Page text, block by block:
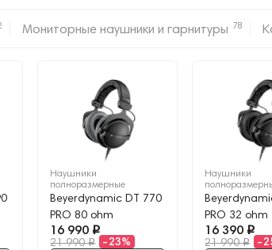
Мониторные наушники и гарнитуры 78
Наушники
полноразмерные
Beyerdynamic DT 770
PRO 80 ohm
16 990
21 990 -23%
Наушники
PRO 32 ohm
16 390
21 990 -